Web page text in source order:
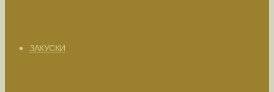
ЗАКУСКИ